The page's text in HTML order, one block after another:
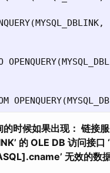
的时候如果出现： 链接
的 OLE DB 访问接口
无效的数据